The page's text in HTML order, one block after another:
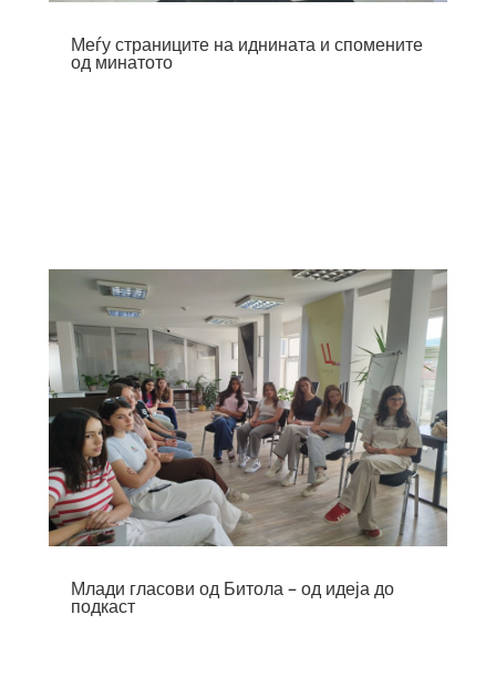
Меѓу страниците на иднината и спомените
од минатото
Млади гласови од Битола – од идеја до
подкаст